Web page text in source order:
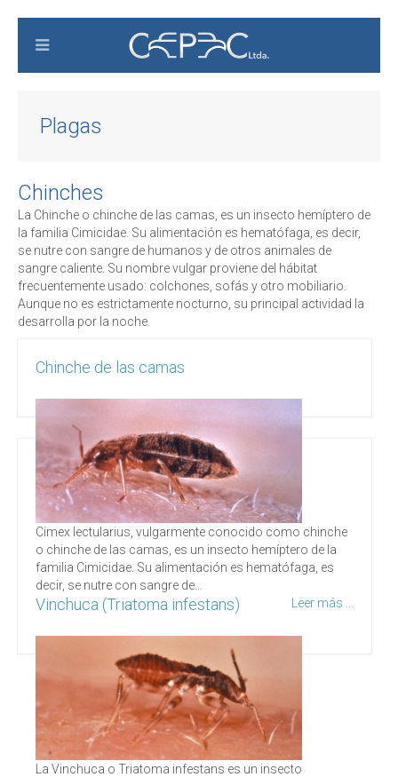
Plagas
Chinches
La Chinche o chinche de las camas, es un insecto hemíptero de
la familia Cimicidae. Su alimentación es hematófaga, es decir,
se nutre con sangre de humanos y de otros animales de
sangre caliente. Su nombre vulgar proviene del hábitat
frecuentemente usado: colchones, sofás y otro mobiliario.
Aunque no es estrictamente nocturno, su principal actividad la
desarrolla por la noche.
Chinche de las camas
Cimex lectularius, vulgarmente conocido como chinche
o chinche de las camas, es un insecto hemíptero de la
familia Cimicidae. Su alimentación es hematófaga, es
decir, se nutre con sangre de…
Leer más ...
Vinchuca (Triatoma infestans)
La Vinchuca o Triatoma infestans es un insecto